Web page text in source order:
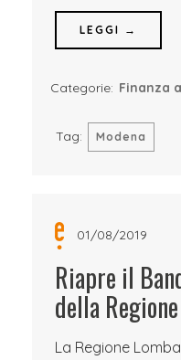
LEGGI →
Categorie: Finanza
Tag: Modena
01/08/2019
Riapre il
della
La Regione